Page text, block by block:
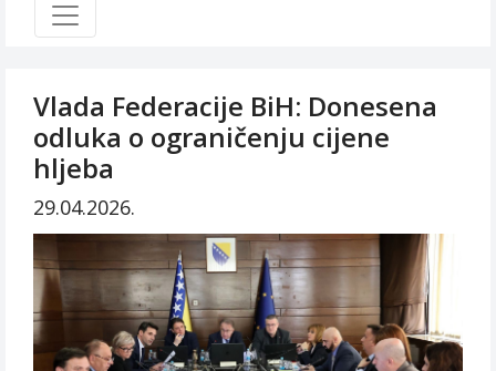
Vlada Federacije BiH: Donesena
odluka o ograničenju cijene
hljeba
29.04.2026.